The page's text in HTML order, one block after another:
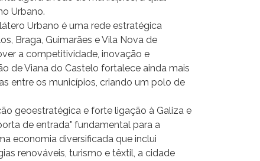
Urbano.
Urbano é uma rede estratégica
Braga, Guimarães e Vila Nova de
a competitividade, inovação e
de Viana do Castelo fortalece ainda mais
entre os municípios, criando um polo de
geoestratégica e forte ligação à Galiza e
de entrada" fundamental para a
economia diversificada que inclui
renováveis, turismo e têxtil, a cidade